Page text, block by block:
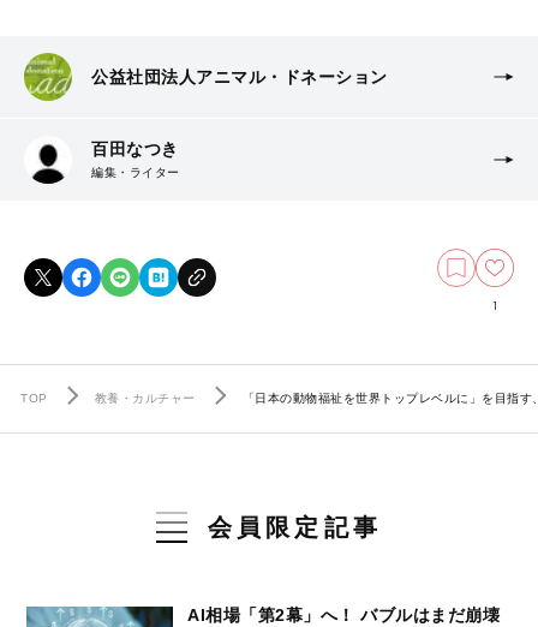
公益社団法人アニマル・ドネーション
百田なつき
編集・ライター
1
TOP 教養・カルチャー 「日本の動物福祉を世界トップレベルに」を目指
会員限定記事
AI相場「第2幕」へ！ バブルはまだ崩壊